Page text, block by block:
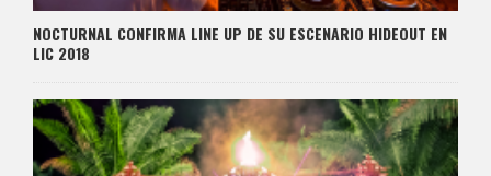
NOCTURNAL CONFIRMA LINE UP DE SU ESCENARIO HIDEOUT EN
LIC 2018